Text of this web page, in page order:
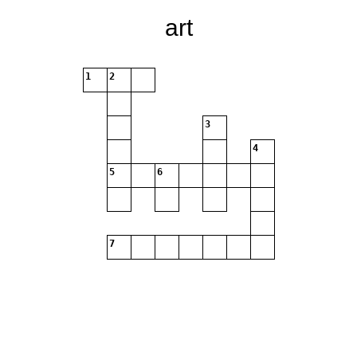
art
1 2
3
4
5 6
7